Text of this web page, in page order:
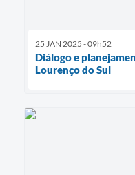
25 JAN 2025 - 09h52
Diálogo e
Lourenço do Sul